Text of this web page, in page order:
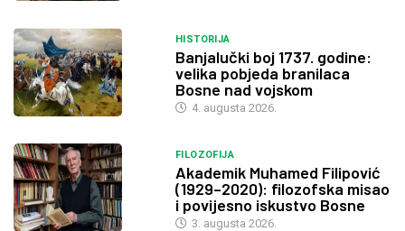
HISTORIJA
Banjalučki boj 1737. godine:
velika pobjeda branilaca
Bosne nad vojskom
4. augusta 2026.
FILOZOFIJA
Akademik Muhamed Filipović
(1929–2020): filozofska misao
i povijesno iskustvo Bosne
3. augusta 2026.